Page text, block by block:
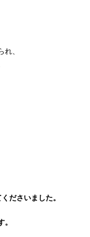
、
ださいました。